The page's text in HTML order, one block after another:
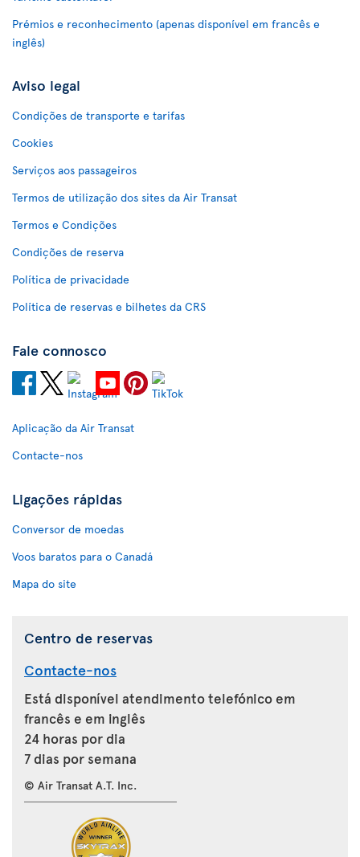
Prémios e reconhecimento (apenas disponível em francês e
inglês)
Aviso legal
Condições de transporte e tarifas
Cookies
Serviços aos passageiros
Termos de utilização dos sites da Air Transat
Termos e Condições
Condições de reserva
Política de privacidade
Política de reservas e bilhetes da CRS
Fale connosco
Aplicação da Air Transat
Contacte-nos
Ligações rápidas
Conversor de moedas
Voos baratos para o Canadá
Mapa do site
Centro de reservas
Contacte-nos
Está disponível atendimento telefónico em
francês e em inglês
24 horas por dia
7 dias por semana
© Air Transat A.T. Inc.